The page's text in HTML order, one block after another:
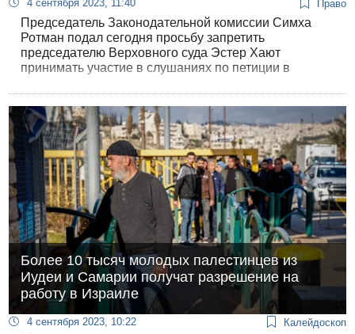
4 сентября 2023, 11:40 Право
Председатель Законодательной комиссии Симха
Ротман подал сегодня просьбу запретить
председателю Верховного суда Эстер Хают
принимать участие в слушаниях по петиции в
Более 10 тысяч молодых палестинцев из
Иудеи и Самарии получат разрешение на
работу в Израиле
4 сентября 2023, 10:22 Калейдоскоп